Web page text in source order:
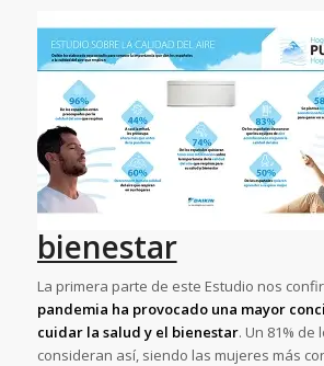
bienestar
La primera parte de este Estudio nos
pandemia ha provocado una mayor
cuidar la salud y el bienestar. Un 81% de
consideran así, siendo las mujeres más